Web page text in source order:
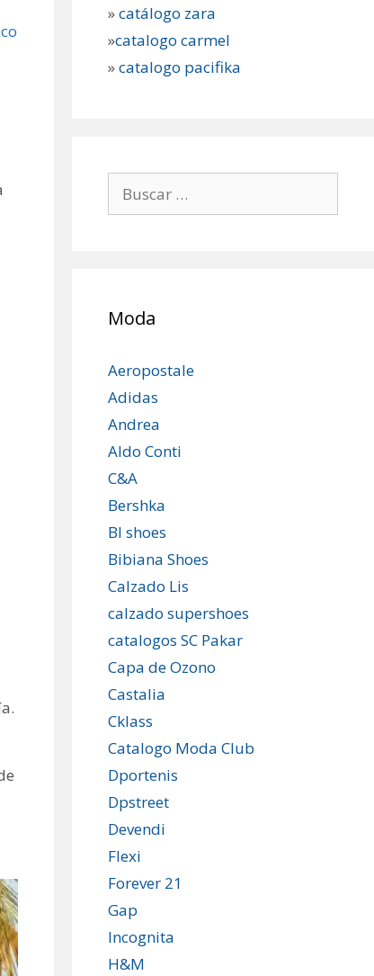
»catálogo zara
»catalogo carmel
»catalogo pacifika
Moda
Aeropostale
Adidas
Andrea
Aldo Conti
C&A
Bershka
Bl shoes
Bibiana Shoes
Calzado Lis
calzado supershoes
catalogos SC Pakar
Capa de Ozono
Castalia
Cklass
Catalogo Moda Club
Dportenis
Dpstreet
Devendi
Flexi
Forever 21
Gap
Incognita
H&M